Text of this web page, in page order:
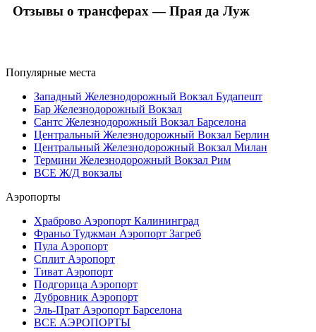
Отзывы о трансферах — Прая да Луж
Популярные места
Западный Железнодорожный Вокзал Будапешт
Бар Железнодорожный Вокзал
Сантс Железнодорожный Вокзал Барселона
Центральный Железнодорожный Вокзал Берлин
Центральный Железнодорожный Вокзал Милан
Термини Железнодорожный Вокзал Рим
ВСЕ Ж/Д вокзалы
Аэропорты
Храброво Аэропорт Калининград
Франьо Туджман Аэропорт Загреб
Пула Аэропорт
Сплит Аэропорт
Тиват Аэропорт
Подгорица Аэропорт
Дубровник Аэропорт
Эль-Прат Аэропорт Барселона
ВСЕ АЭРОПОРТЫ